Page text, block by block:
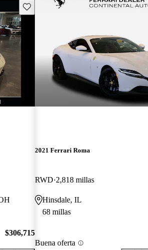
Guarda este Aviso
$306,715
2021 Ferrari Roma
RWD 2,818 millas
Hinsdale, IL
68 millas
Buena oferta